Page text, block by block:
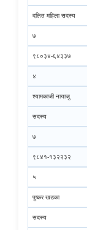
दलित महिला सदस्य
७
९८०३४-६४३३७
४
श्यामकाजी नायाजु
सदस्य
७
९८४१-१३२२३२
५
पुष्कर खडका
सदस्य